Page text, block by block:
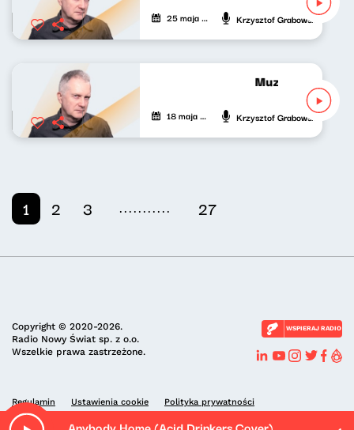
25 maja 2026 Krzysztof Grabowski
Muzyka bardzo
18 maja 2026 Krzysztof Grabowski
1 2 3 ........... 27
Copyright © 2020-2026.
Radio Nowy Świat sp. z o.o.
Wszelkie prawa zastrzeżone.
WSPIERAJ RADIO
Regulamin Ustawienia cookie Polityka prywatności